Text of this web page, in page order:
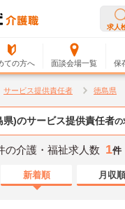
求人
ての方へ 面談会場一覧 保
サービス提供責任者 徳島県
県)のサービス提供責任者の
の介護・福祉求人数 1件
新着順 月収